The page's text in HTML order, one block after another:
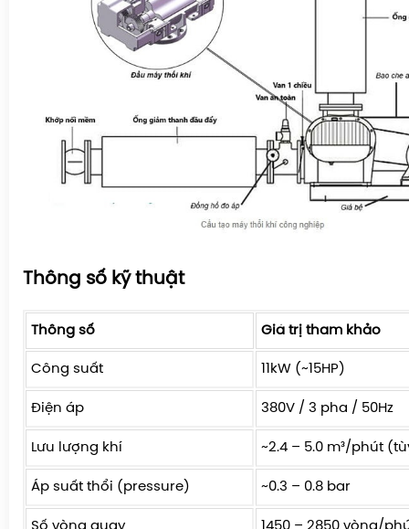
Thông số kỹ thuật
Thông số Giá trị tham khảo
Công suất 11kW (~15HP)
Điện áp 380V / 3 pha / 50Hz
Lưu lượng khí ~2.4 – 5.0 m³/phút
Áp suất thổi (pressure) ~0.3 – 0.8 bar